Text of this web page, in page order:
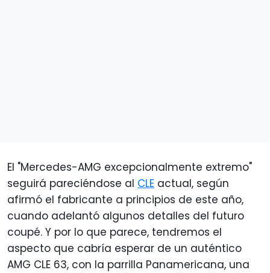
El "Mercedes-AMG excepcionalmente extremo"
seguirá pareciéndose al CLE actual, según
afirmó el fabricante a principios de este año,
cuando adelantó algunos detalles del futuro
coupé. Y por lo que parece, tendremos el
aspecto que cabría esperar de un auténtico
AMG CLE 63, con la parrilla Panamericana, una